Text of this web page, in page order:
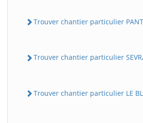
Trouver chantier particulier
Trouver chantier particulier
Trouver chantier particulier LE